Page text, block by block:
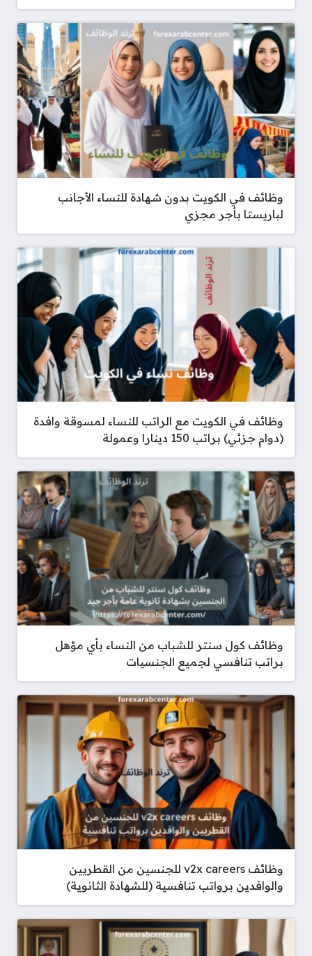
وظائف في الكويت بدون شهادة للنساء الأجانب
لباريستا بأجر مجزي
وظائف في الكويت مع الراتب للنساء لمسوقة وافدة
(دوام جزئي) براتب 150 دينارا وعمولة
وظائف كول سنتر للشباب من النساء بأي مؤهل
براتب تنافسي لجميع الجنسيات
وظائف v2x careers للجنسين من القطريين
والوافدين برواتب تنافسية (للشهادة الثانوية)